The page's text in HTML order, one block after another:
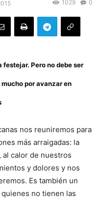
0
1029
festejar. Pero no debe ser
por avanzar en
nos reuniremos para
más arraigadas: la
al calor de nuestros
y dolores y nos
Es también un
no tienen las